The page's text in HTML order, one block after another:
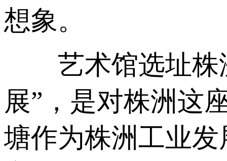
想象。
艺术馆选址株
展”，是对株洲这
塘作为株洲工业